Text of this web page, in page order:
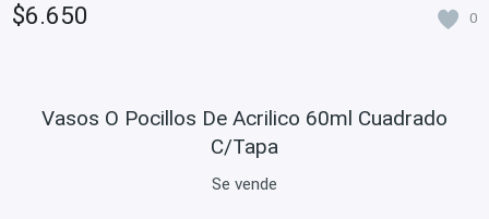
$6.650 0
Vasos O Pocillos De Acrilico 60ml Cuadrado
C/Tapa
Se vende